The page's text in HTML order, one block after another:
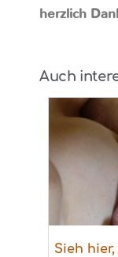
herzlich
Auch
Sieh